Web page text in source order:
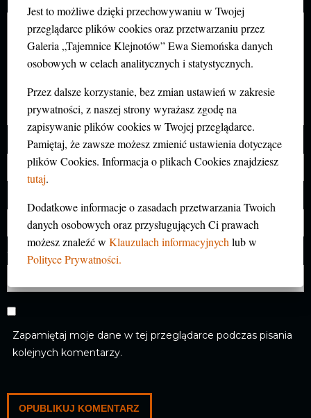
Nazwa*
Witryna internetowa
Zapamiętaj moje dane w tej przeglądarce podczas pisania
kolejnych komentarzy.
Jest to możliwe dzięki przechowywaniu w Twojej
przeglądarce plików cookies oraz przetwarzaniu przez
Galeria „Tajemnice Klejnotów” Ewa Siemońska danych
osobowych w celach analitycznych i statystycznych.
Przez dalsze korzystanie, bez zmian ustawień w zakresie
prywatności, z naszej strony wyrażasz zgodę na
zapisywanie plików cookies w Twojej przeglądarce.
Pamiętaj, że zawsze możesz zmienić ustawienia dotyczące
plików Cookies. Informacja o plikach Cookies znajdziesz
tutaj.
Dodatkowe informacje o zasadach przetwarzania Twoich
danych osobowych oraz przysługujących Ci prawach
możesz znaleźć wKlauzulach informacyjnych lub w
Polityce Prywatności.